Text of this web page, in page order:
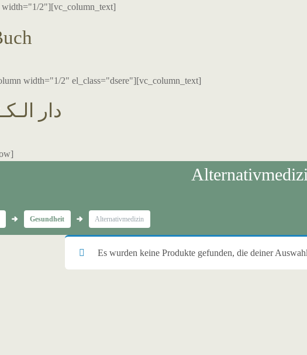
2"][vc_column_text]
width="1/2" el_class="dsere"][vc_column_text]
دار
Gesundheit Alternativmedizin
Es wurden keine Produkte gefunden, die deiner